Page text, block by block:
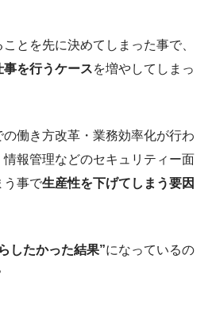
とを先に決めてしまった事で、
を行うケースを増やしてしまっ
働き方改革・業務効率化が行わ
報管理などのセキュリティー面
う事で生産性を下げてしまう要因
したかった結果”になっているの